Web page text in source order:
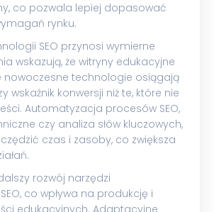
co pozwala lepiej dopasować
rynku.
SEO przynosi wymierne
wskazują, że witryny edukacyjne
nowoczesne technologie osiągają
wskaźnik konwersji niż te, które nie
Automatyzacja procesów SEO,
czy analiza słów kluczowych,
czas i zasoby, co zwiększa
rozwój narzędzi
co wpływa na produkcję i
edukacyjnych. Adaptacyjne